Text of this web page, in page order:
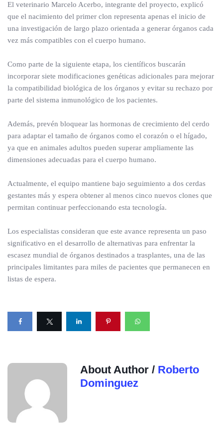
El veterinario Marcelo Acerbo, integrante del proyecto, explicó
que el nacimiento del primer clon representa apenas el inicio de
una investigación de largo plazo orientada a generar órganos cada
vez más compatibles con el cuerpo humano.
Como parte de la siguiente etapa, los científicos buscarán
incorporar siete modificaciones genéticas adicionales para mejorar
la compatibilidad biológica de los órganos y evitar su rechazo por
parte del sistema inmunológico de los pacientes.
Además, prevén bloquear las hormonas de crecimiento del cerdo
para adaptar el tamaño de órganos como el corazón o el hígado,
ya que en animales adultos pueden superar ampliamente las
dimensiones adecuadas para el cuerpo humano.
Actualmente, el equipo mantiene bajo seguimiento a dos cerdas
gestantes más y espera obtener al menos cinco nuevos clones que
permitan continuar perfeccionando esta tecnología.
Los especialistas consideran que este avance representa un paso
significativo en el desarrollo de alternativas para enfrentar la
escasez mundial de órganos destinados a trasplantes, una de las
principales limitantes para miles de pacientes que permanecen en
listas de espera.
About Author / Roberto
Dominguez